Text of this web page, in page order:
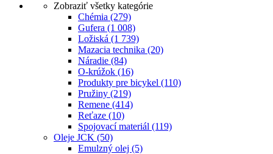
Zobraziť všetky kategórie
Chémia (279)
Gufera (1 008)
Ložiská (1 739)
Mazacia technika (20)
Náradie (84)
O-krúžok (16)
Produkty pre bicykel (110)
Pružiny (219)
Remene (414)
Reťaze (10)
Spojovací materiál (119)
Oleje JCK (50)
Emulzný olej (5)